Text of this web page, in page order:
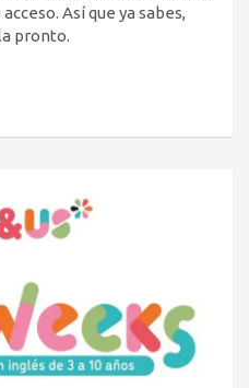
Así que ya sabes,
pronto.